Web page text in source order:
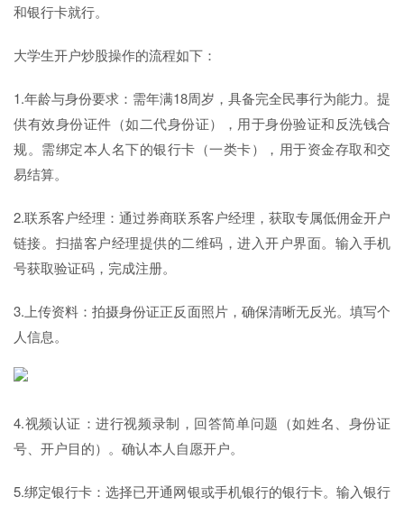
和银行卡就行。
大学生开户炒股操作的流程如下：
1.年龄与身份要求‌：需年满18周岁，具备完全民事行为能力。提
供有效身份证件（如二代身份证），用于身份验证和反洗钱合
规。需绑定本人名下的银行卡（一类卡），用于资金存取和交
易结算。
2.联系客户经理‌：通过券商联系客户经理，获取专属低佣金开户
链接。‌扫描客户经理提供的二维码，进入开户界面。输入手机
号获取验证码，完成注册。‌
3.上传资料‌：拍摄身份证正反面照片，确保清晰无反光。填写个
人信息。‌
4.视频认证‌：进行视频录制，回答简单问题（如姓名、身份证
号、开户目的）。确认本人自愿开户。‌
5.绑定银行卡‌：选择已开通网银或手机银行的银行卡。输入银行